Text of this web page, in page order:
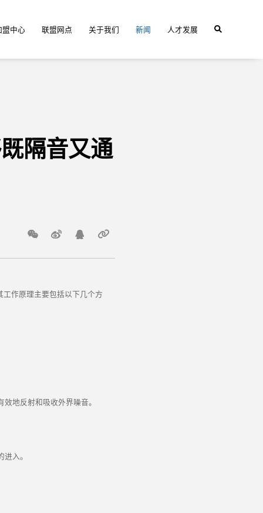
盟中心 联盟网点 关于我们 新闻 人才发展
隔音又通
作原理主要包括以下几个方
地反射和吸收外界噪音。
入。